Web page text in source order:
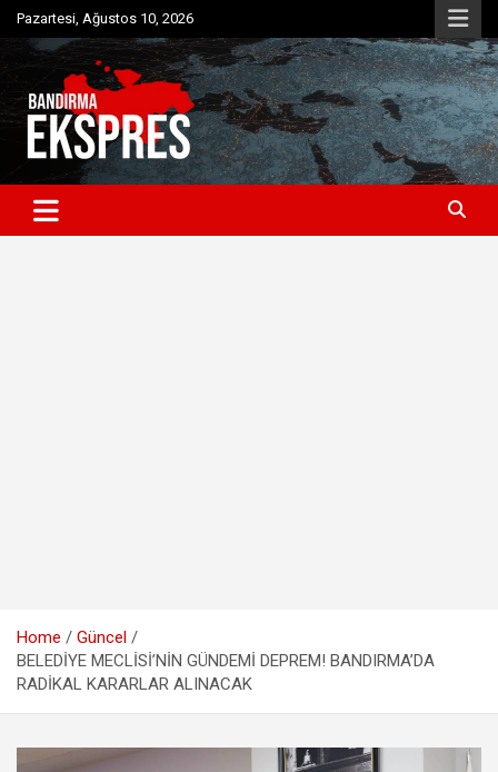
Skip
to
content
Pazartesi, Ağustos 10, 2026
Bandırma Ekspres
Bandırma'dan güncel haberler
Home
Güncel
BELEDİYE MECLİSİ’NİN GÜNDEMİ DEPREM! BANDIRMA’DA
RADİKAL KARARLAR ALINACAK